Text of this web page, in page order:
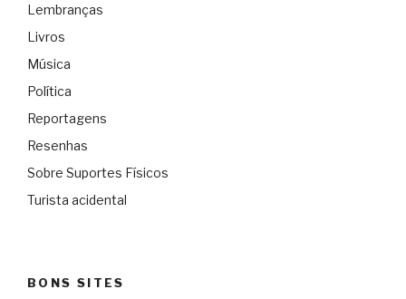
Lembranças
Livros
Música
Política
Reportagens
Resenhas
Sobre Suportes Físicos
Turista acidental
BONS SITES